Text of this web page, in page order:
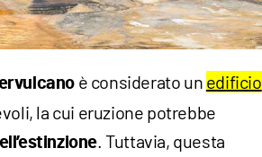
è considerato un edificio
la cui eruzione potrebbe
. Tuttavia, questa